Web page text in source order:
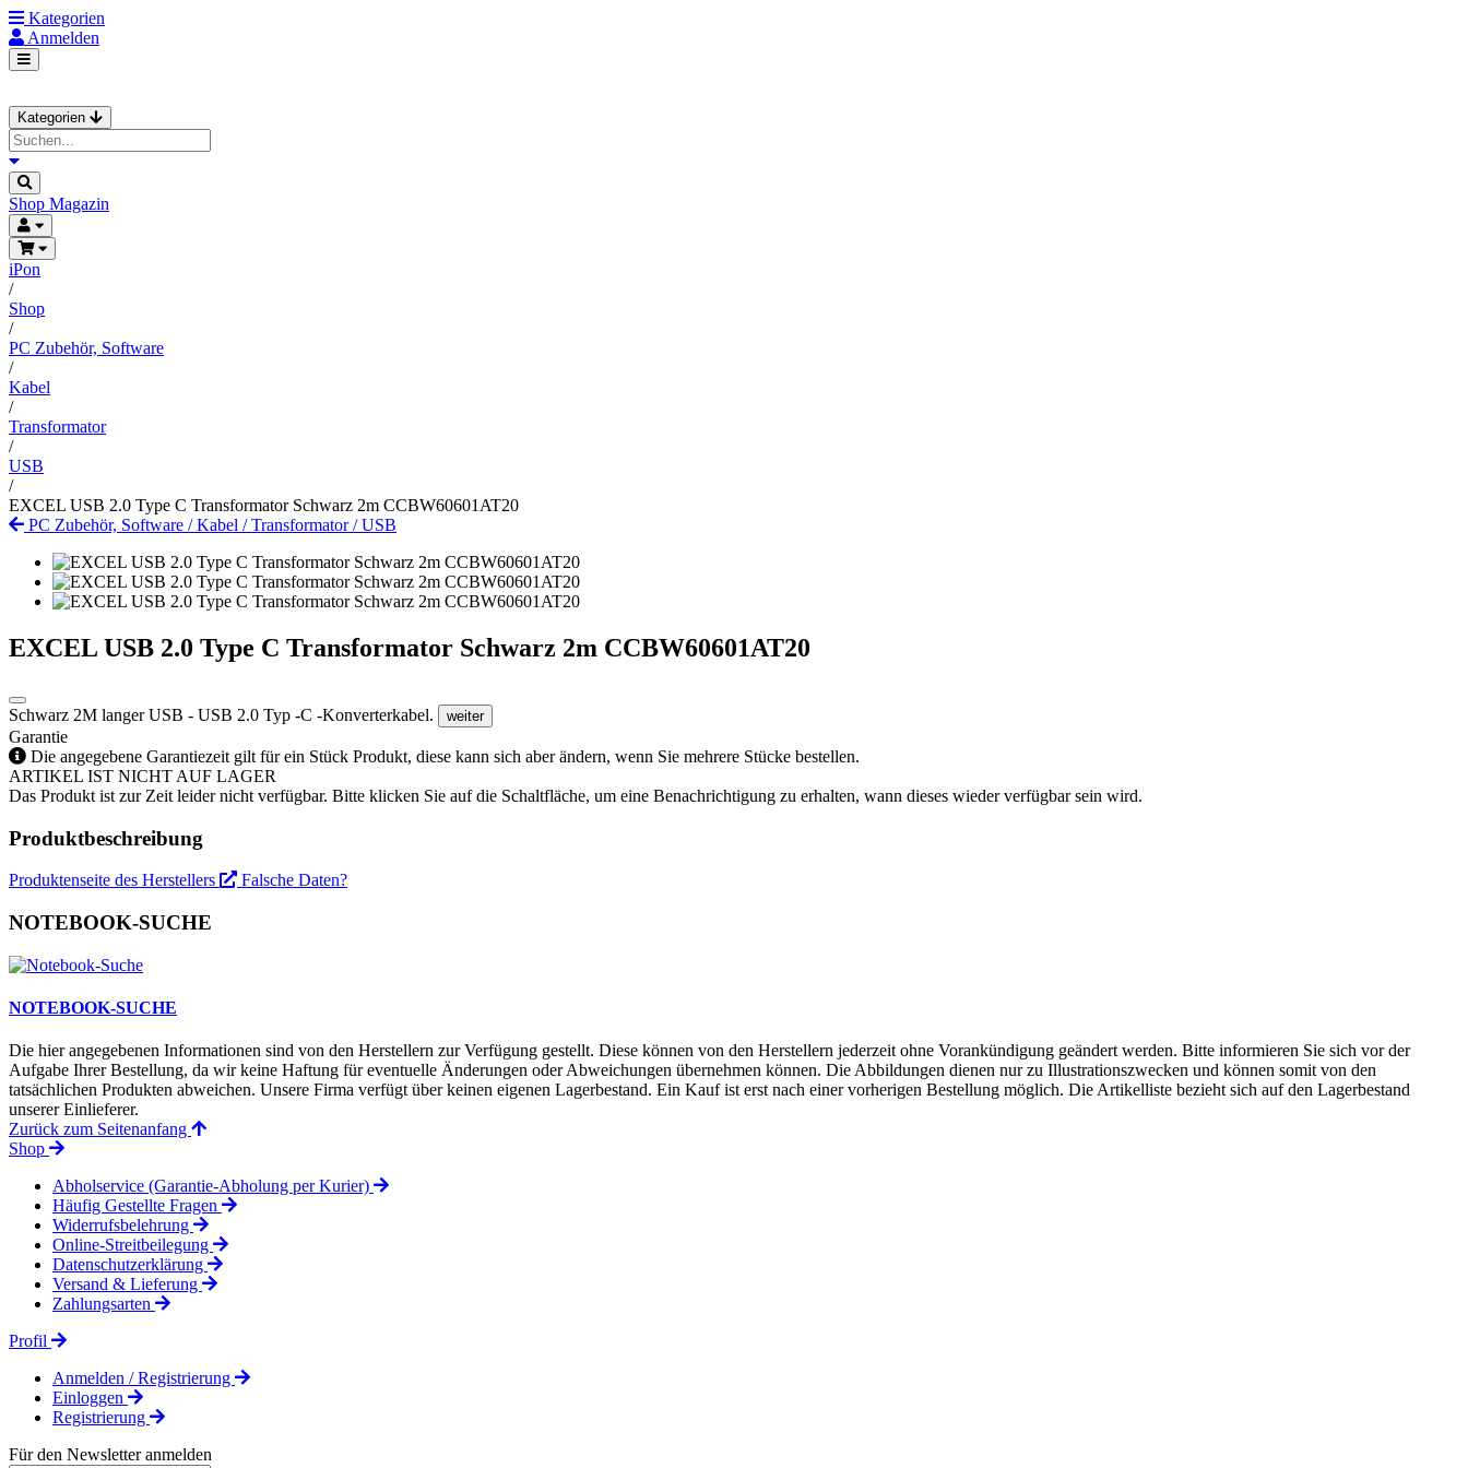
Kategorien
Anmelden
Kategorien
Shop Magazin
iPon
/
Shop
/
PC Zubehör, Software
/
Kabel
/
Transformator
/
USB
/
EXCEL USB 2.0 Type C Transformator Schwarz 2m CCBW60601AT20
PC Zubehör, Software /Kabel /Transformator/USB
EXCEL USB 2.0 Type C Transformator Schwarz 2m CCBW60601AT20
Schwarz 2M langer USB - USB 2.0 Typ -C -Konverterkabel. weiter
Garantie
Die angegebene Garantiezeit gilt für ein Stück Produkt, diese kann sich aber ändern, wenn Sie mehrere Stücke bestellen.
ARTIKEL IST NICHT AUF LAGER
Das Produkt ist zur Zeit leider nicht verfügbar. Bitte klicken Sie auf die Schaltfläche, um eine Benachrichtigung zu erhalten, wann dieses wieder verfügbar sein wird.
Produktbeschreibung
Produktenseite des Herstellers Falsche Daten?
NOTEBOOK-SUCHE
NOTEBOOK-SUCHE
Die hier angegebenen Informationen sind von den Herstellern zur Verfügung gestellt. Diese können von den Herstellern jederzeit ohne Vorankündigung geändert werden. Bitte informieren Sie sich vor der
Aufgabe Ihrer Bestellung, da wir keine Haftung für eventuelle Änderungen oder Abweichungen übernehmen können. Die Abbildungen dienen nur zu Illustrationszwecken und können somit von den
tatsächlichen Produkten abweichen. Unsere Firma verfügt über keinen eigenen Lagerbestand. Ein Kauf ist erst nach einer vorherigen Bestellung möglich. Die Artikelliste bezieht sich auf den Lagerbestand
unserer Einlieferer.
Zurück zum Seitenanfang
Shop
Abholservice (Garantie-Abholung per Kurier)
Häufig Gestellte Fragen
Widerrufsbelehrung
Online-Streitbeilegung
Datenschutzerklärung
Versand & Lieferung
Zahlungsarten
Profil
Anmelden / Registrierung
Einloggen
Registrierung
Für den Newsletter anmelden